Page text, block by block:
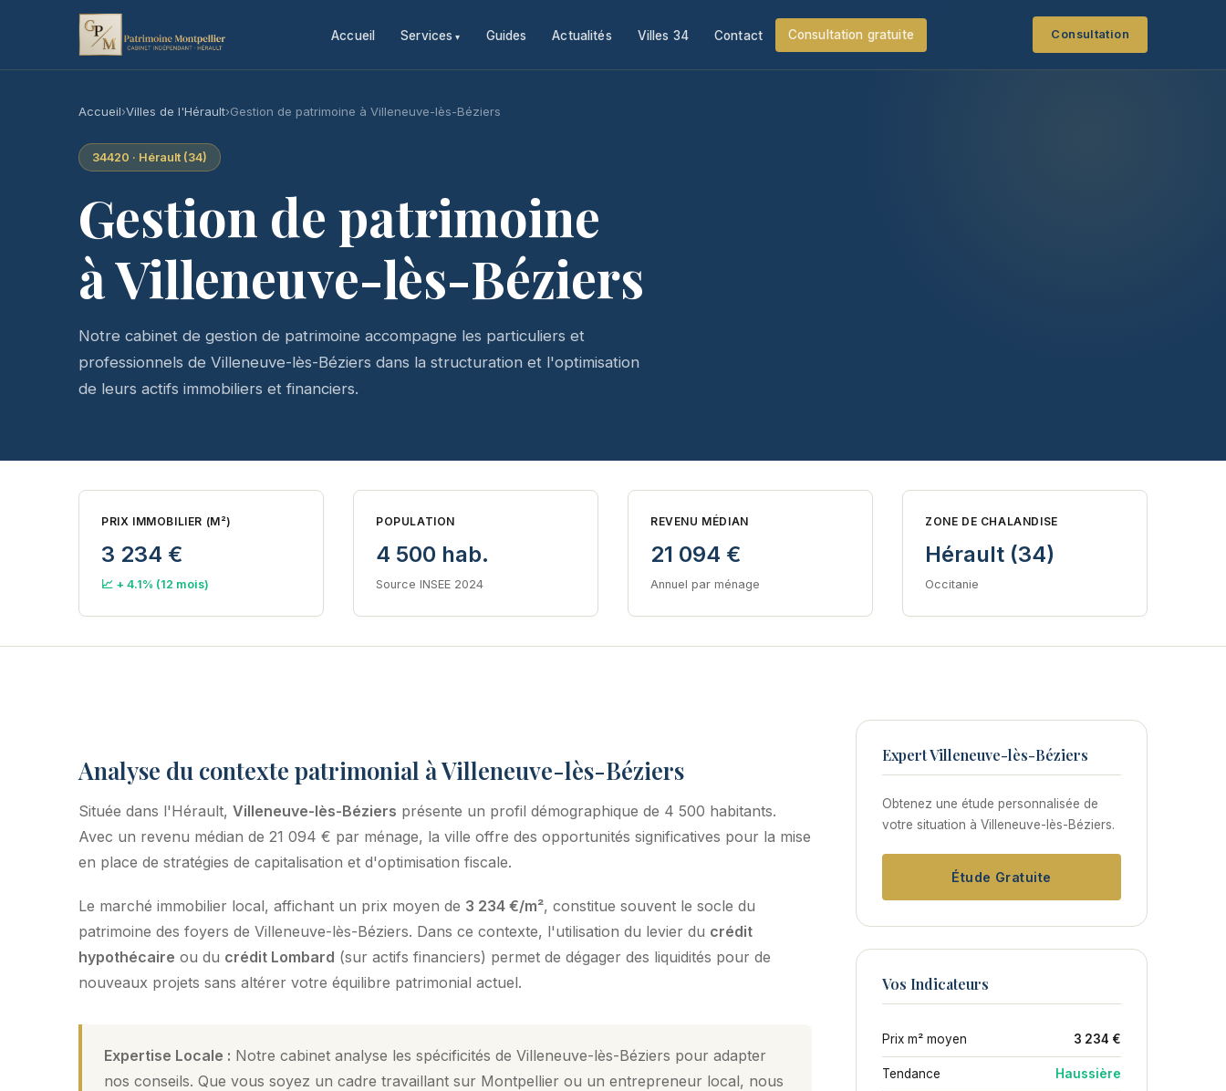
Accueil Services Guides Actualités Villes 34 Contact Consultation gratuite Consultation
Accueil›Villes de l'Hérault›Gestion de patrimoine à Villeneuve-lès-Béziers
34420 · Hérault (34)
Gestion de patrimoine
à Villeneuve-lès-Béziers
Notre cabinet de gestion de patrimoine accompagne les particuliers et
professionnels de Villeneuve-lès-Béziers dans la structuration et l'optimisation
de leurs actifs immobiliers et financiers.
PRIX IMMOBILIER (M²)
3 234 €
📈 + 4.1% (12 mois)
POPULATION
4 500 hab.
Source INSEE 2024
REVENU MÉDIAN
21 094 €
Annuel par ménage
ZONE DE CHALANDISE
Hérault (34)
Occitanie
Analyse du contexte patrimonial à Villeneuve-lès-Béziers
Située dans l'Hérault, Villeneuve-lès-Béziers présente un profil démographique de 4 500 habitants.
Avec un revenu médian de 21 094 € par ménage, la ville offre des opportunités significatives pour la mise
en place de stratégies de capitalisation et d'optimisation fiscale.
Le marché immobilier local, affichant un prix moyen de 3 234 €/m², constitue souvent le socle du
patrimoine des foyers de Villeneuve-lès-Béziers. Dans ce contexte, l'utilisation du levier du crédit
hypothécaire ou du crédit Lombard (sur actifs financiers) permet de dégager des liquidités pour de
nouveaux projets sans altérer votre équilibre patrimonial actuel.
Expertise Locale : Notre cabinet analyse les spécificités de Villeneuve-lès-Béziers pour adapter
nos conseils. Que vous soyez un cadre travaillant sur Montpellier ou un entrepreneur local, nous
Expert Villeneuve-lès-Béziers
Obtenez une étude personnalisée de
votre situation à Villeneuve-lès-Béziers.
Étude Gratuite
Vos Indicateurs
Prix m² moyen 3 234 €
Tendance Haussière